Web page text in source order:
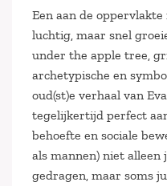
Een aan de
luchtig, maar snel
under the apple tree,
archetypische en
oud(st)e verhaal van
tegelijkertijd perfect
behoefte en sociale
als mannen) niet
gedragen, maar soms